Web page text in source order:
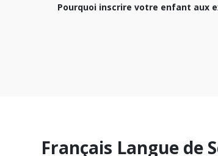
Pourquoi inscrire votre enfant aux
Français Langue de